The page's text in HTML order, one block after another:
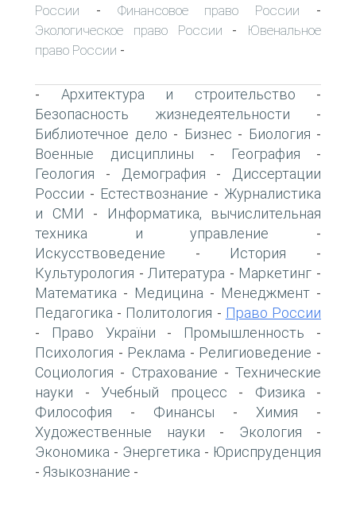
России - Финансовое право России -
Экологическое право России -
Ювенальное
право России -
- Архитектура и строительство -
Безопасность жизнедеятельности -
Библиотечное дело - Бизнес - Биология -
Военные дисциплины - География -
Геология - Демография -
Диссертации
России - Естествознание - Журналистика
и СМИ -
Информатика, вычислительная
техника и управление -
Искусствоведение - История -
Культурология - Литература - Маркетинг -
Математика - Медицина - Менеджмент -
Педагогика - Политология - Право России
- Право України - Промышленность -
Психология - Реклама - Религиоведение -
Социология - Страхование - Технические
науки - Учебный процесс - Физика -
Философия - Финансы - Химия -
Художественные науки - Экология -
Экономика - Энергетика - Юриспруденция
- Языкознание -